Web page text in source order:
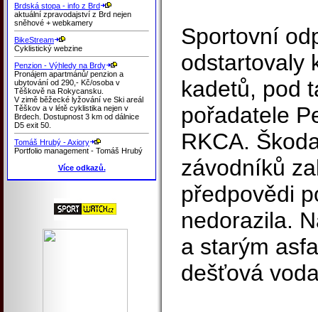
Brdská stopa - info z Brd
aktuální zpravodajství z Brd nejen
sněhové + webkamery
BikeStream
Cyklistický webzine
Penzion - Výhledy na Brdy
Pronájem apartmánů/ penzion a
ubytování od 290,- Kč/osoba v
Těškově na Rokycansku.
V zimě běžecké lyžování ve Ski areál
Těškov a v létě cyklistika nejen v
Brdech. Dostupnost 3 km od dálnice
D5 exit 50.
Tomáš Hrubý - Axiory
Portfolio management - Tomáš Hrubý
Více odkazů.
Sportovní
odstartovaly
kadetů, pod
pořadatele
RKCA.
závodníků
předpovědi
nedorazila.
a starým
dešťová